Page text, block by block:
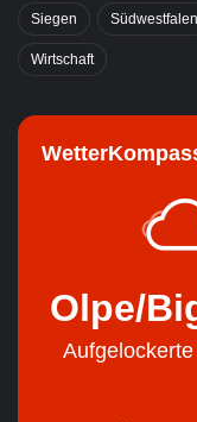
Siegen Südwestfalen
Wirtschaft
Olpe/